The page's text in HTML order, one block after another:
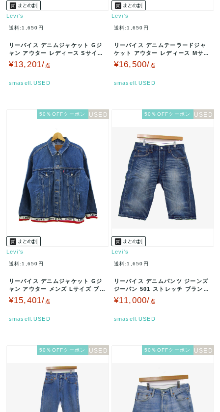
Levi's
送料:1,650円
リーバイス デニムジャケット Gジ
ャン アウター レディース Sサイズ
インディゴブルー Levi'…
¥13,201/ 点
smasell.USED
Levi's
送料:1,650円
リーバイス デニムテーラードジャ
ケット アウター レディース Mサイ
ズ ブルー Levi's 【中古…
¥16,500/ 点
smasell.USED
50％OFFクーポン
Levi's
送料:1,650円
リーバイス デニムジャケット Gジ
ャン アウター メンズ Lサイズ ブル
ー Levi's 【中古】
¥15,401/ 点
smasell.USED
50％OFFクーポン
Levi's
送料:1,650円
リーバイス デニムパンツ ジーンズ
ジーパン 501 ストレッチ ブランド
ボトムス メンズ W30…
¥11,000/ 点
smasell.USED
50％OFFクーポン 50％OFFクーポン